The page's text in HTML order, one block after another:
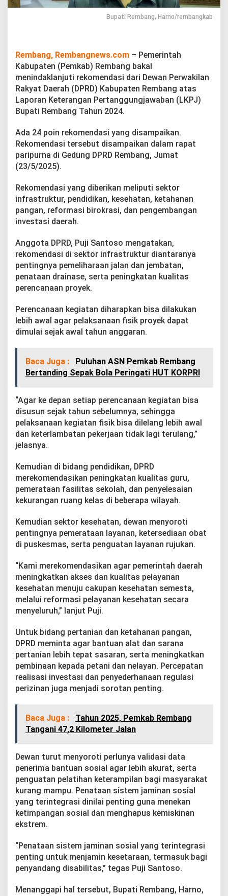
l
i
k
L
a
n
u
t
R
e
o
n
d
s
P
R
A
t
L
P
J
Bupati Rembang, Harno/rembangkab
Rembang, Rembangnews.com – Pemerintah
Kabupaten (Pemkab) Rembang bakal
menindaklanjuti rekomendasi dari Dewan Perwakilan
Rakyat Daerah (DPRD) Kabupaten Rembang atas
Laporan Keterangan Pertanggungjawaban (LKPJ)
Bupati Rembang Tahun 2024.
Ada 24 poin rekomendasi yang disampaikan.
Rekomendasi tersebut disampaikan dalam rapat
paripurna di Gedung DPRD Rembang, Jumat
(23/5/2025).
Rekomendasi yang diberikan meliputi sektor
infrastruktur, pendidikan, kesehatan, ketahanan
pangan, reformasi birokrasi, dan pengembangan
investasi daerah.
Anggota DPRD, Puji Santoso mengatakan,
rekomendasi di sektor infrastruktur diantaranya
pentingnya pemeliharaan jalan dan jembatan,
penataan drainase, serta peningkatan kualitas
perencanaan proyek.
Perencanaan kegiatan diharapkan bisa dilakukan
lebih awal agar pelaksanaan fisik proyek dapat
dimulai sejak awal tahun anggaran.
Baca Juga :
Puluhan ASN Pemkab Rembang
Bertanding Sepak Bola Peringati HUT KORPRI
“Agar ke depan setiap perencanaan kegiatan bisa
disusun sejak tahun sebelumnya, sehingga
pelaksanaan kegiatan fisik bisa dilelang lebih awal
dan keterlambatan pekerjaan tidak lagi terulang,”
jelasnya.
Kemudian di bidang pendidikan, DPRD
merekomendasikan peningkatan kualitas guru,
pemerataan fasilitas sekolah, dan penyelesaian
kekurangan ruang kelas di beberapa wilayah.
Kemudian sektor kesehatan, dewan menyoroti
pentingnya pemerataan layanan, ketersediaan obat
di puskesmas, serta penguatan layanan rujukan.
“Kami merekomendasikan agar pemerintah daerah
meningkatkan akses dan kualitas pelayanan
kesehatan menuju cakupan kesehatan semesta,
melalui reformasi pelayanan kesehatan secara
menyeluruh,” lanjut Puji.
Untuk bidang pertanian dan ketahanan pangan,
DPRD meminta agar bantuan alat dan sarana
pertanian lebih tepat sasaran, serta meningkatkan
pembinaan kepada petani dan nelayan. Percepatan
realisasi investasi dan penyederhanaan regulasi
perizinan juga menjadi sorotan penting.
Baca Juga :
Tahun 2025, Pemkab Rembang
Tangani 47,2 Kilometer Jalan
Dewan turut menyoroti perlunya validasi data
penerima bantuan sosial agar lebih akurat, serta
penguatan pelatihan keterampilan bagi masyarakat
kurang mampu. Penataan sistem jaminan sosial
yang terintegrasi dinilai penting guna menekan
ketimpangan sosial dan menghapus kemiskinan
ekstrem.
“Penataan sistem jaminan sosial yang terintegrasi
penting untuk menjamin kesetaraan, termasuk bagi
penyandang disabilitas,” tegas Puji Santoso.
Menanggapi hal tersebut, Bupati Rembang, Harno,